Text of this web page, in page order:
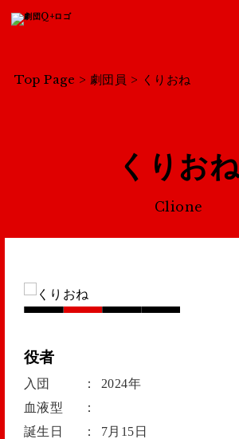
Top Page > 劇団員 > くりおね
くりおね
Clione
役者
入団 ：
2024年
血液型
：
誕生日
：
7月15日